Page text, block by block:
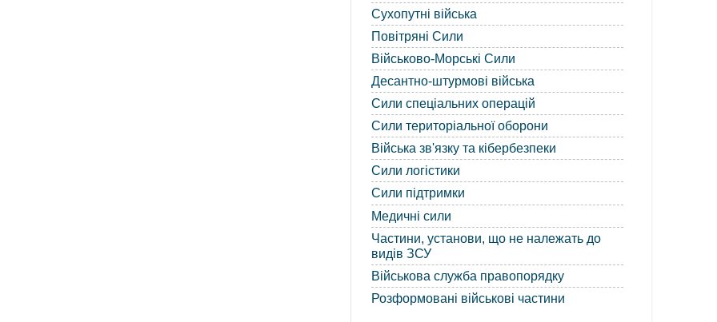
Сухопутні війська
Повітряні Сили
Військово-Морські Сили
Десантно-штурмові війська
Сили спеціальних операцій
Сили територіальної оборони
Війська зв'язку та кібербезпеки
Сили логістики
Сили підтримки
Медичні сили
Частини, установи, що не належать до
видів ЗСУ
Військова служба правопорядку
Розформовані військові частини